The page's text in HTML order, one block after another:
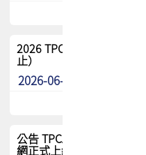
2026 TPCA健康盃保齡球
止）
2026-06-29
公告 TPCA 台灣電路板協
網正式上線！